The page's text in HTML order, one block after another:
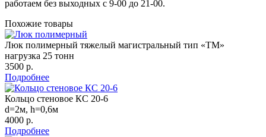
работаем без выходных с 9-00 до 21-00.
Похожие товары
Люк полимерный тяжелый магистральный тип «ТМ»
нагрузка 25 тонн
3500 р.
Подробнее
Кольцо стеновое КС 20-6
d=2м, h=0,6м
4000 р.
Подробнее